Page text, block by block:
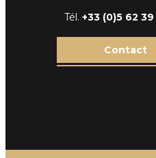
Tél. +33 (0)5 62 39
Contact